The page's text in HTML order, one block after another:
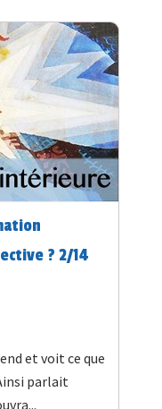
? 2/14
et voit ce que
parlait